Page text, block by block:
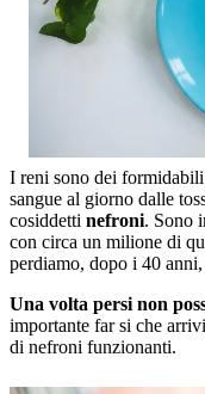
I reni sono dei
sangue al giorno dalle
cosiddetti nefroni. Sono
con circa un milione di
perdiamo, dopo i 40
Una volta persi non
importante far si che
di nefroni funzionanti.